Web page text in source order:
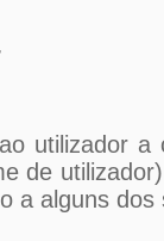
utilizador a
de
a alguns dos